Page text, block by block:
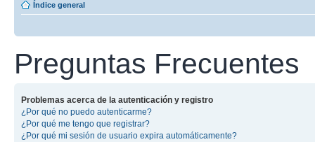
Índice general
Preguntas Frecuentes
Problemas acerca de la autenticación y registro
¿Por qué no puedo autenticarme?
¿Por qué me tengo que registrar?
¿Por qué mi sesión de usuario expira automáticamente?